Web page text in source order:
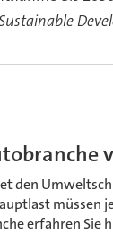
den
erfahren Sie